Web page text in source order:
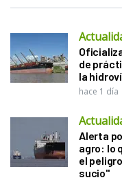
de
la
hace 1 día
Alerta
agro: lo
el
sucio"